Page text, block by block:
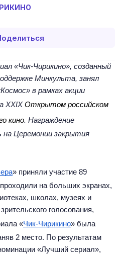
«Чик-Чирикино», созданный
Минкульта, занял
в рамках акции
XXIXОткрытом российском
кино. Награждение
на Церемонии закрытия
» приняли участие 89
на больших экранах,
школах, музеях и
голосования,
«Чик-Чирикино» была
2 место. По результатам
«Лучший сериал»,